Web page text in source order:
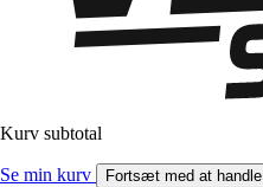
Kurv subtotal
Se min kurv Fortsæt med at handle